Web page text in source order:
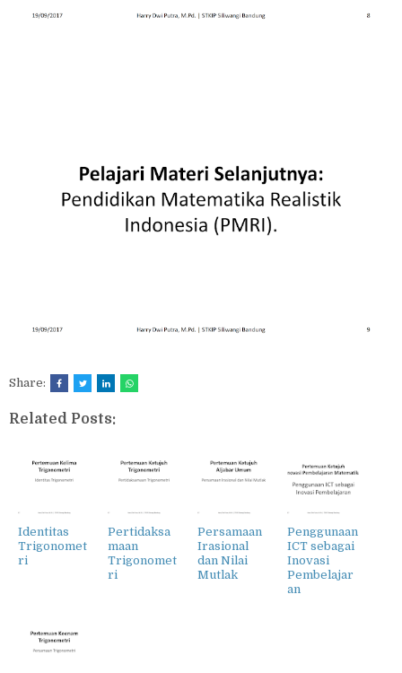
Share:
Related Posts:
Identitas
Trigonomet
ri
Pertidaksa
maan
Trigonomet
ri
Persamaan
Irasional
dan Nilai
Mutlak
Penggunaan
ICT sebagai
Inovasi
Pembelajar
an